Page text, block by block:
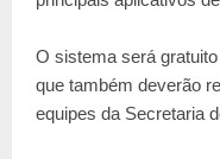
O sistema será
que também deverão
equipes da Secretaria